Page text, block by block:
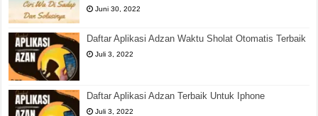
Juni 30, 2022
Daftar Aplikasi Adzan Waktu Sholat Otomatis Terbaik
Juli 3, 2022
Daftar Aplikasi Adzan Terbaik Untuk Iphone
Juli 3, 2022